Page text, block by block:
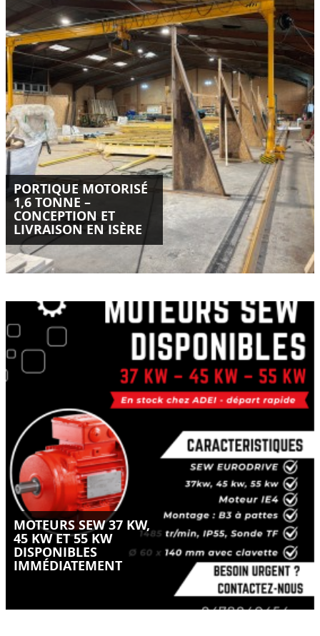
PORTIQUE MOTORISÉ
1,6 TONNE –
CONCEPTION ET
LIVRAISON EN ISÈRE
Conception, fabrication et livraison d’un portique motorisé
sur mesure de 1,6 tonne en Isère.
Installation optimisée, double motorisation SEW, palan Kito
ER2 et sécurités intégrées.
LIRE LA SUITE
MOTEURS SEW 37 KW,
45 KW ET 55 KW
DISPONIBLES
IMMÉDIATEMENT
Moteurs SEW Eurodrive IE4 disponibles en stock chez ADEI-
Puissances 37 kW, 45 kW et 55 kW – départ rapide.
LIRE LA SUITE